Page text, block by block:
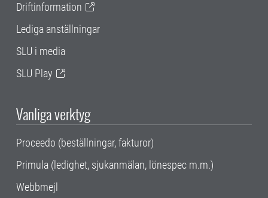
Driftinformation
Lediga anställningar
SLU i media
SLU Play
Vanliga verktyg
Proceedo (beställningar, fakturor)
Primula (ledighet, sjukanmälan, lönespec m.m.)
Webbmejl